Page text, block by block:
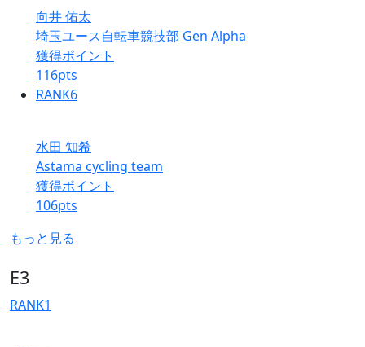
向井 佑太
埼玉ユース自転車競技部 Gen Alpha
獲得ポイント
116pts
RANK6
水田 知希
Astama cycling team
獲得ポイント
106pts
もっと見る
E3
RANK1